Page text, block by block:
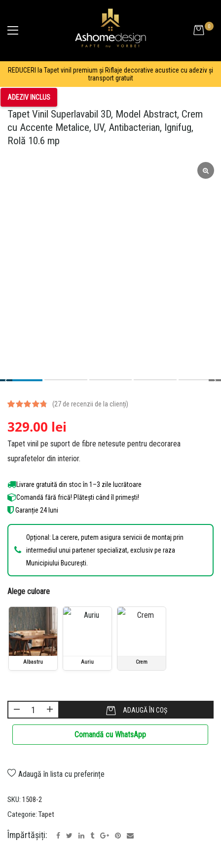
0
REDUCERI la Tapet vinil premium și Riflaje decorative acustice cu adeziv și
transport gratuit
ADEZIV INCLUS
Tapet Vinil Superlavabil 3D, Model Abstract, Crem
cu Accente Metalice, UV, Antibacterian, Ignifug,
Rolă 10.6 mp
4.81din 5
pe baza a de
evaluări de
(27de recenzii de la clienți)
329.00 lei
Tapet vinil pe suport de fibre netesute pentru decorarea
suprafetelor din interior.
Livrare gratuită din stoc în 1–3 zile lucrătoare
Comandă fără frică! Plătești când îl primești!
Garanție 24 luni
Opțional: La cerere, putem asigura servicii de montaj prin
intermediul unui partener specializat, exclusiv pe raza
Municipiului București.
Alege culoare
Albastru Auriu Crem
ADAUGĂ ÎN COȘ
Comandă cu WhatsApp
Adaugă în lista cu preferințe
SKU: 1508-2
Categorie: Tapet
Împărtășiți: